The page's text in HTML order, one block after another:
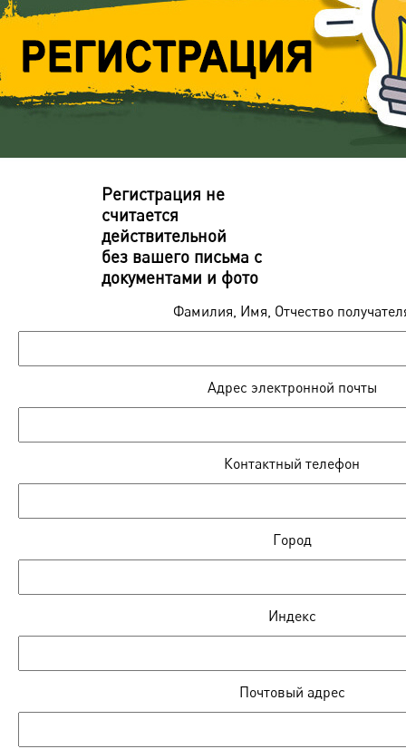
Регистрация не
считается
действительной
без вашего письма с
документами и фото
Фамилия, Имя, Отчество
Адрес электронной почты
Контактный телефон
Город
Индекс
Почтовый адрес